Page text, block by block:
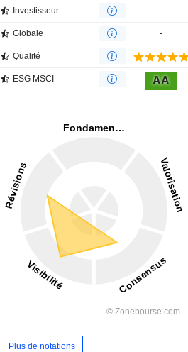
Investisseur -
Globale -
Qualité
ESG MSCI AA
Plus de notations